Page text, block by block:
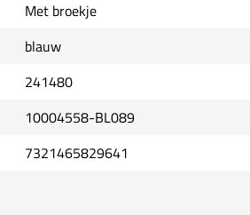
Met broekje
blauw
241480
10004558-BL089
7321465829641